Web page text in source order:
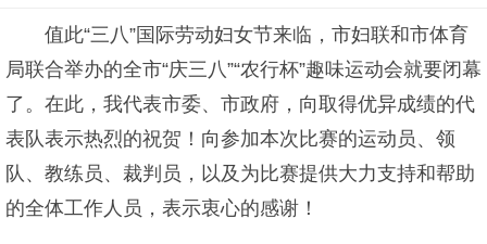
值此“三八”国际劳动妇女节来临，市妇联和市体育
局联合举办的全市“庆三八”“农行杯”趣味运动会就要闭幕
了。在此，我代表市委、市政府，向取得优异成绩的代
表队表示热烈的祝贺！向参加本次比赛的运动员、领
队、教练员、裁判员，以及为比赛提供大力支持和帮助
的全体工作人员，表示衷心的感谢！